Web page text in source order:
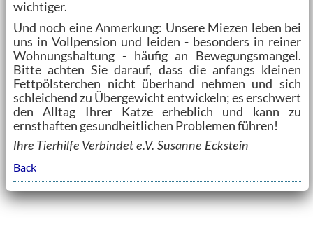
wichtiger.
Und noch eine Anmerkung: Unsere Miezen leben bei
uns in Vollpension und leiden - besonders in reiner
Wohnungshaltung - häufig an Bewegungsmangel.
Bitte achten Sie darauf, dass die anfangs kleinen
Fettpölsterchen nicht überhand nehmen und sich
schleichend zu Übergewicht entwickeln; es erschwert
den Alltag Ihrer Katze erheblich und kann zu
ernsthaften gesundheitlichen Problemen führen!
Ihre Tierhilfe Verbindet e.V. Susanne Eckstein
Back